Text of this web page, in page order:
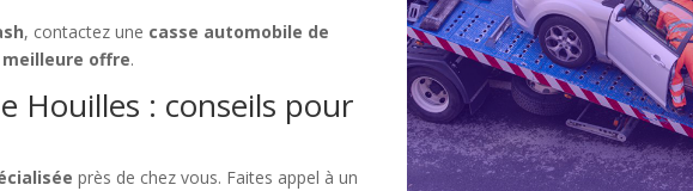
, contactez une casse automobile de
meilleure offre.
Houilles : conseils pour
près de chez vous. Faites appel à un